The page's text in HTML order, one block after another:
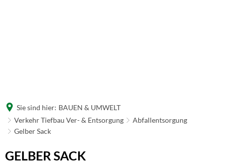
Sie sind hier: BAUEN & UMWELT
Verkehr Tiefbau Ver- & Entsorgung
Abfallentsorgung
Gelber Sack
Gelber
GELBER SACK